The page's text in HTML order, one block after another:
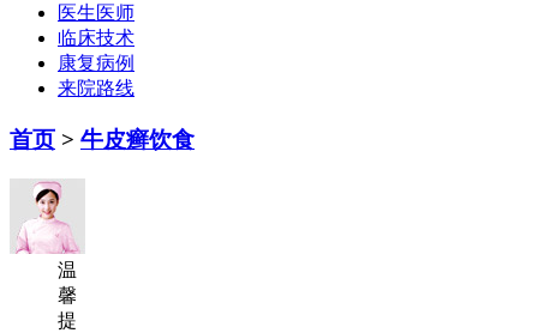
医生医师
临床技术
康复病例
来院路线
首页 > 牛皮癣饮食
温
馨
提